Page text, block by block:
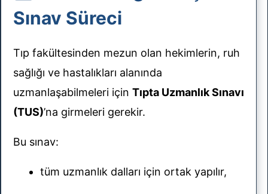
Sınav Süreci
Tıp fakültesinden mezun olan hekimlerin, ruh
sağlığı ve hastalıkları alanında
uzmanlaşabilmeleri için Tıpta Uzmanlık Sınavı
(TUS)’na girmeleri gerekir.
Bu sınav:
tüm uzmanlık dalları için ortak yapılır,